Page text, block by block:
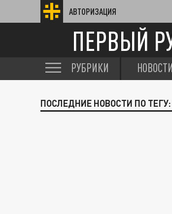
АВТОРИЗАЦИЯ
ПЕРВЫЙ
РУБРИКИ НОВОСТИ
ПОСЛЕДНИЕ НОВОСТИ ПО